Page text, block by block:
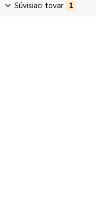
Súvisiaci tovar 1